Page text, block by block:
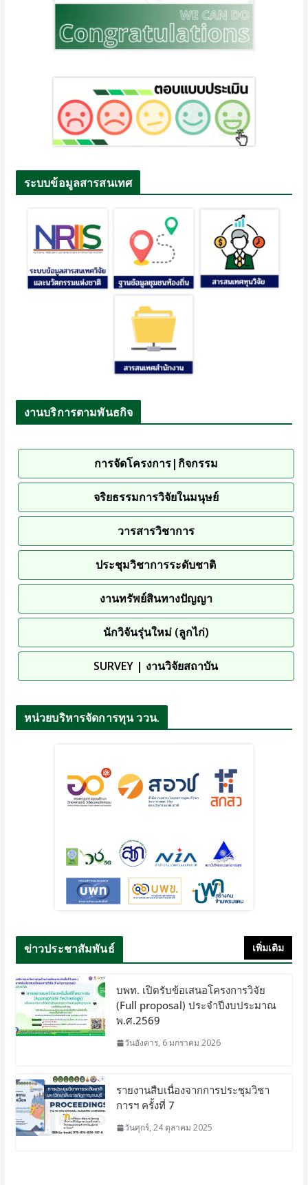
ระบบข้อมูลสารสนเทศ
งานบริการตามพันธกิจ
การจัดโครงการ|กิจกรรม
จริยธรรมการวิจัยในมนุษย์
วารสารวิชาการ
ประชุมวิชาการระดับชาติ
งานทรัพย์สินทางปัญญา
นักวิจันรุ่นใหม่ (ลูกไก่)
SURVEY | งานวิจัยสถาบัน
หน่วยบริหารจัดการทุน ววน.
ข่าวประชาสัมพันธ์ เพิ่มเติม
บพท. เปิดรับข้อเสนอโครงการวิจัย
(Full proposal) ประจำปีงบประมาณ
พ.ศ.2569
วันอังคาร, 6 มกราคม 2026
รายงานสืบเนื่องจากการประชุมวิชา
การฯ ครั้งที่ 7
วันศุกร์, 24 ตุลาคม 2025